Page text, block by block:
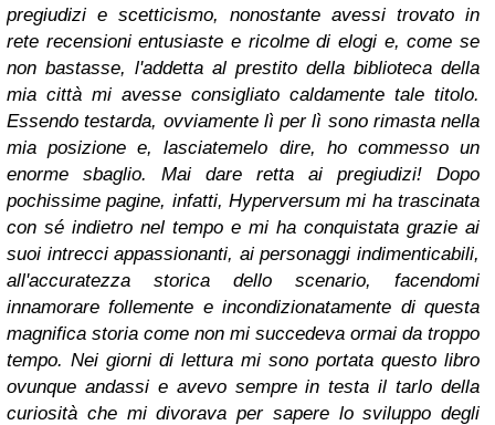
pregiudizi e scetticismo, nonostante avessi trovato in
rete recensioni entusiaste e ricolme di elogi e, come se
non bastasse, l'addetta al prestito della biblioteca della
mia città mi avesse consigliato caldamente tale titolo.
Essendo testarda, ovviamente lì per lì sono rimasta nella
mia posizione e, lasciatemelo dire, ho commesso un
enorme sbaglio. Mai dare retta ai pregiudizi!
Dopo
pochissime pagine, infatti, Hyperversum mi ha trascinata
con sé indietro nel tempo e mi ha conquistata grazie ai
suoi intrecci appassionanti, ai personaggi indimenticabili,
all'accuratezza storica dello scenario, facendomi
innamorare follemente e incondizionatamente di questa
magnifica storia come non mi succedeva ormai da troppo
tempo. Nei giorni di lettura mi sono portata questo libro
ovunque andassi e avevo sempre in testa il tarlo della
curiosità che mi divorava per sapere lo sviluppo degli